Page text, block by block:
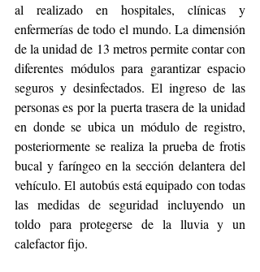
al realizado en hospitales, clínicas y
enfermerías de todo el mundo. La dimensión
de la unidad de 13 metros permite contar con
diferentes módulos para garantizar espacio
seguros y desinfectados. El ingreso de las
personas es por la puerta trasera de la unidad
en donde se ubica un módulo de registro,
posteriormente se realiza la prueba de frotis
bucal y faríngeo en la sección delantera del
vehículo. El autobús está equipado con todas
las medidas de seguridad incluyendo un
toldo para protegerse de la lluvia y un
calefactor fijo.